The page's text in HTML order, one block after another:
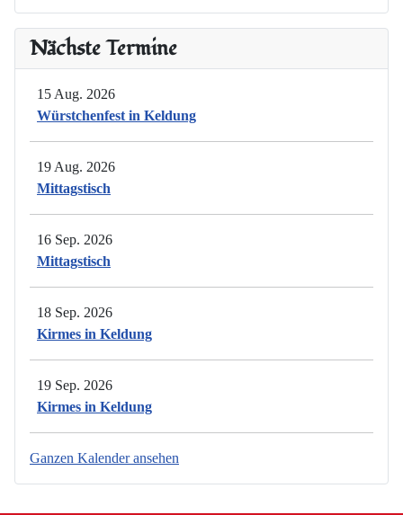
Nächste Termine
15 Aug. 2026
Würstchenfest in Keldung
19 Aug. 2026
Mittagstisch
16 Sep. 2026
Mittagstisch
18 Sep. 2026
Kirmes in Keldung
19 Sep. 2026
Kirmes in Keldung
Ganzen Kalender ansehen